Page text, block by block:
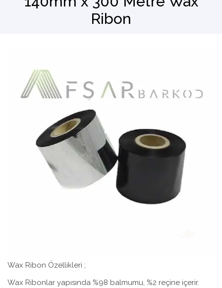
Ribon
Wax Ribon Özellikleri ;
Wax Ribonlar yapısında %98 balmumu, %2 reçine içerir.